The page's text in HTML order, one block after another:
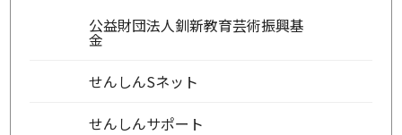
公益財団法人釧新教育芸術振興基
金
せんしんSネット
せんしんサポート